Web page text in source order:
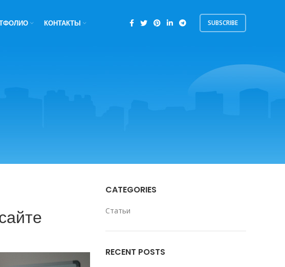
КОНТАКТЫ SUBSCRIBE
CATEGORIES
Статьи
RECENT POSTS